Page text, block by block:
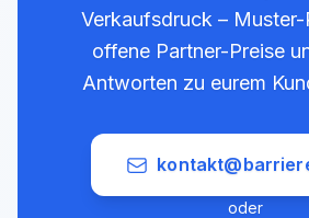
Verkaufsdruck –
offene Partner-Preise
Antworten zu eurem
oder